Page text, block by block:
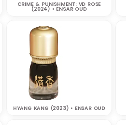
CRIME & PUNISHMENT: VD ROSE
(2024) • ENSAR OUD
HYANG KANG (2023) • ENSAR OUD